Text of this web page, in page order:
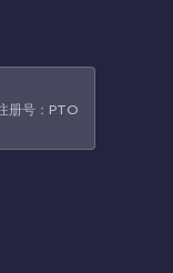
册号：РТО